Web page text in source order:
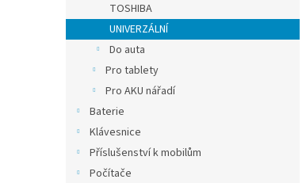
TOSHIBA
UNIVERZÁLNÍ
Do auta
Pro tablety
Pro AKU nářadí
Baterie
Klávesnice
Příslušenství k mobilům
Počítače